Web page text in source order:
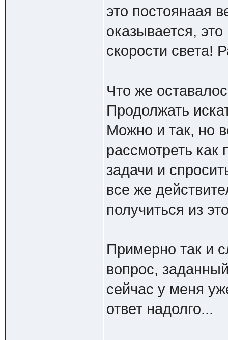
это постоянаая
оказывается,
скорости света!
Что же
Продолжать
Можно и так, но
рассмотреть как
задачи и
все же
получиться из
Примерно так и
вопрос,
сейчас у меня
ответ надолго...